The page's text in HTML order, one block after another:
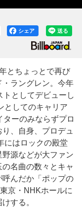
送る
シェア
とちょっとで再び
ラングレン。今年
としてデビューし
としてのキャリア
ターのみならずプロ
、自身、プロデュ
にはロックの殿堂
源などが大ファン
名曲の数々とキャ
呼んだか「ポップの
京・NHKホールに
する。